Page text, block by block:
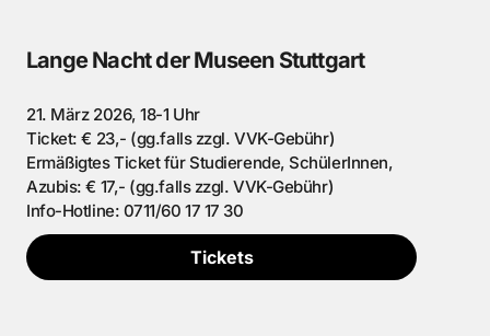
Lange Nacht der Museen Stuttgart
21. März 2026, 18-1 Uhr
Ticket: € 23,- (gg.falls zzgl. VVK-Gebühr)
Ermäßigtes Ticket für Studierende, SchülerInnen,
Azubis: € 17,- (gg.falls zzgl. VVK-Gebühr)
Info-Hotline: 0711/60 17 17 30
Tickets